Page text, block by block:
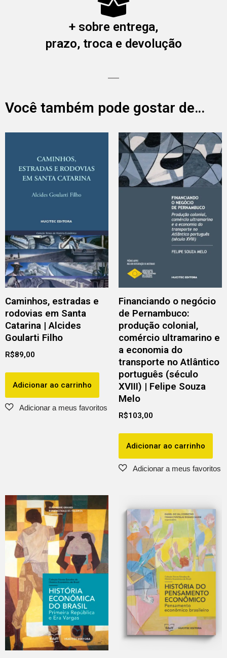
+ sobre entrega,
prazo, troca e devolução
Você também pode gostar de…
Caminhos, estradas e
rodovias em Santa
Catarina | Alcides
Goularti Filho
R$89,00
Adicionar ao carrinho
Financiando o negócio
de Pernambuco:
produção colonial,
comércio ultramarino e
a economia do
transporte no Atlântico
português (século
XVIII) | Felipe Souza
Melo
R$103,00
Adicionar ao carrinho